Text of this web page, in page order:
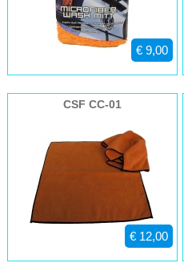
€ 9,00
CSF CC-01
€ 12,00